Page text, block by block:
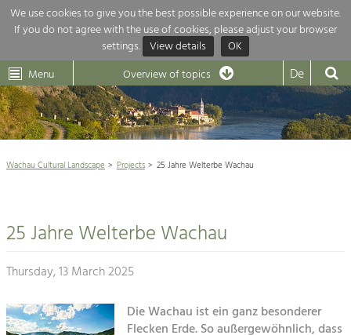
We use cookies to give you the best possible experience on our website.
If you do not agree with the use of cookies, please adjust your browser
settings. View details OK
Dunkelsteinerwald
Wachau
Cultural
Landscape
Dunkelsteinerwald Klima
Menu Overview of topics De
News
Wachau Cultural Landscape 
Rückblick 25 Jahre Jubiläum
Architecture
Agriculture & Tourism
Projects
Overview of topics
Development within our region is extremely diverse. Which is why we
provide you with an overview of our main topics here. For more
information, simply click on the topic to see all projects in this context.
Maintenance, Regulation and Further
Building Culture
Wachau Cultural Landscape Projects 25 Jahre Welterbe Wachau
25 Jahre Welterbe Wachau
Thursday, 13 March 2025
Die Wachau ist ein ganz besonderer
Flecken Erde. So außergewöhnlich, dass